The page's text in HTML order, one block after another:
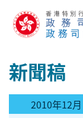
新聞稿
2010年12月